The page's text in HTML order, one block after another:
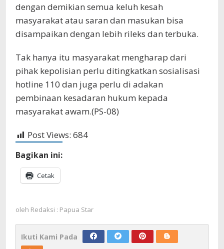
dengan demikian semua keluh kesah
masyarakat atau saran dan masukan bisa
disampaikan dengan lebih rileks dan terbuka.
Tak hanya itu masyarakat mengharap dari
pihak kepolisian perlu ditingkatkan sosialisasi
hotline 110 dan juga perlu di adakan
pembinaan kesadaran hukum kepada
masyarakat awam.(PS-08)
Post Views: 684
Bagikan ini:
Cetak
oleh Redaksi : Papua Star
Ikuti Kami Pada